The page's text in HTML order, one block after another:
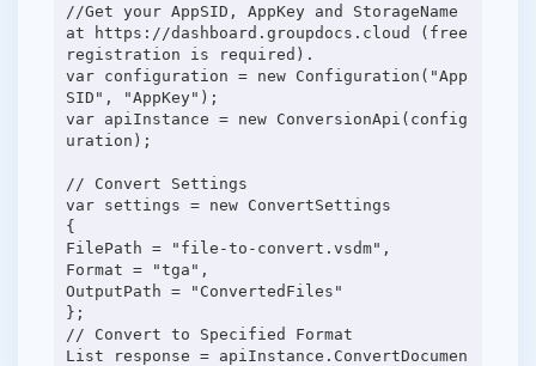
//Get your AppSID, AppKey and StorageName
at https://dashboard.groupdocs.cloud (free
registration is required).
var configuration = new Configuration("App
SID", "AppKey");
var apiInstance = new ConversionApi(config
uration);
// Convert Settings
var settings = new ConvertSettings
{
FilePath = "file-to-convert.vsdm",
Format = "tga",
OutputPath = "ConvertedFiles"
};
// Convert to Specified Format
List response = apiInstance.ConvertDocumen